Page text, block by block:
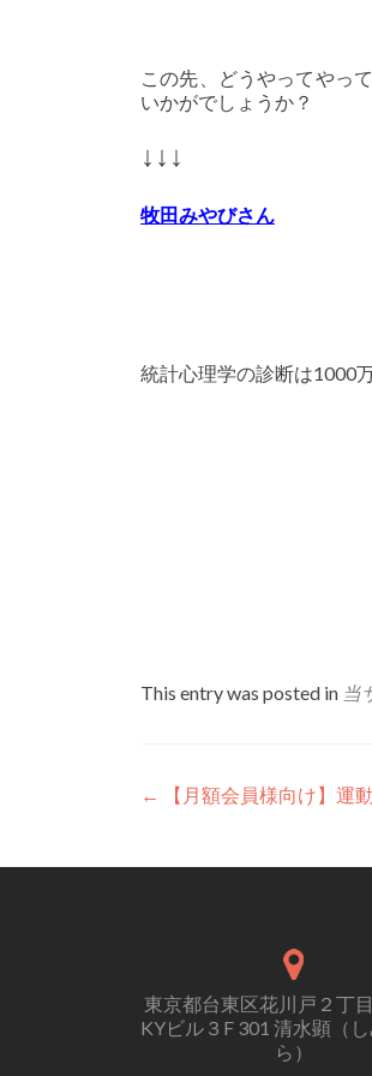
この先、どうやってやっ
いかがでしょうか？
↓↓↓
牧田みやびさん
統計心理学の診断は1000
This entry was posted in 当
Post
← 【月額会員様向け】運
東京都台東区花川戸２丁
KYビル３F 301 清水顕（
ら）